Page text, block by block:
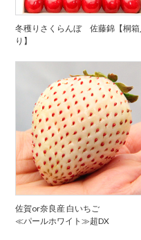
冬穫りさくらんぼ 佐藤錦【桐箱
り】
佐賀or奈良産 白いちご
≪パールホワイト≫超DX